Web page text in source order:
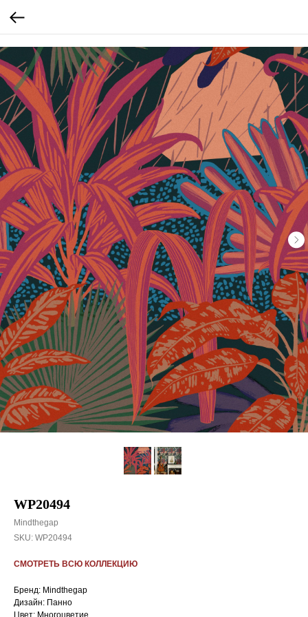
WP20494
Mindthegap
SKU: WP20494
СМОТРЕТЬ ВСЮ КОЛЛЕКЦИЮ
Бренд: Mindthegap
Дизайн: Панно
Цвет: Многоцветие